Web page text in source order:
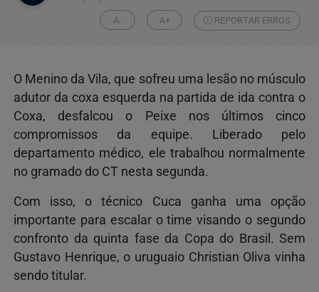
A- A+ REPORTAR ERROS
O Menino da Vila, que sofreu uma lesão no músculo
adutor da coxa esquerda na partida de ida contra o
Coxa, desfalcou o Peixe nos últimos cinco
compromissos da equipe. Liberado pelo
departamento médico, ele trabalhou normalmente
no gramado do CT nesta segunda.
Com isso, o técnico Cuca ganha uma opção
importante para escalar o time visando o segundo
confronto da quinta fase da Copa do Brasil. Sem
Gustavo Henrique, o uruguaio Christian Oliva vinha
sendo titular.